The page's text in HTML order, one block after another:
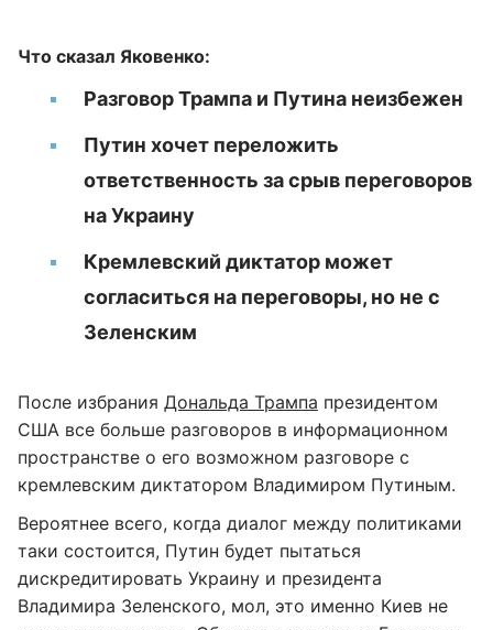
Что сказал Яковенко:
Разговор Трампа и Путина неизбежен
Путин хочет переложить
ответственность за срыв переговоров
на Украину
Кремлевский диктатор может
согласиться на переговоры, но не с
Зеленским
После избрания Дональда Трампа президентом
США все больше разговоров в информационном
пространстве о его возможном разговоре с
кремлевским диктатором Владимиром Путиным.
Вероятнее всего, когда диалог между политиками
таки состоится, Путин будет пытаться
дискредитировать Украину и президента
Владимира Зеленского, мол, это именно Киев не